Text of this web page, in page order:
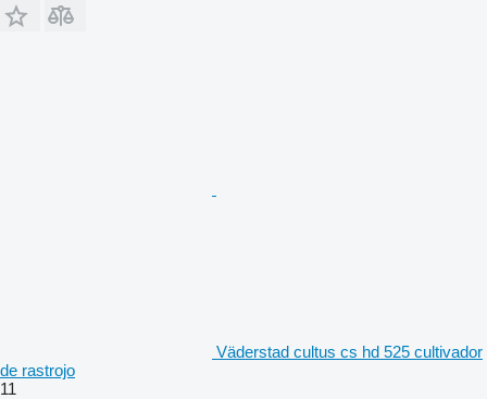
Väderstad cultus cs hd 525 cultivador
de rastrojo
11